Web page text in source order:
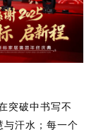
突破中书写不
与汗水；每一个